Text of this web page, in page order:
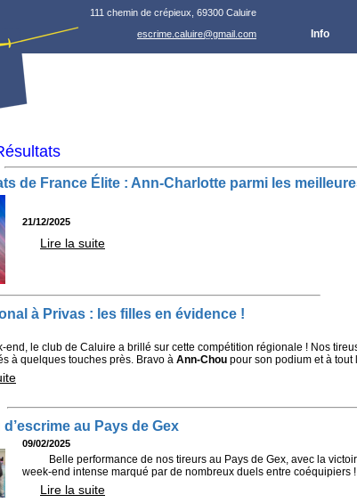
111 chemin de crépieux, 69300 Caluire
escrime.caluire@gmail.com
Info
de France Élite : Ann-Charlotte parmi les
21/12/2025
Lire la suite
à Privas : les filles en évidence !
end, le club de Caluire a brillé sur cette compétition régionale ! Nos
à quelques touches près. Bravo à Ann-Chou pour son podium et à
au Pays de Gex
09/02/2025
Belle performance de nos tireurs au Pays de Gex, avec la
week-end intense marqué par de nombreux duels entre coéquipiers !
Lire la suite